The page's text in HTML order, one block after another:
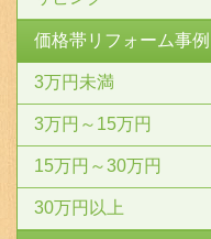
価格帯リフォーム事例
3万円未満
3万円～15万円
15万円～30万円
30万円以上